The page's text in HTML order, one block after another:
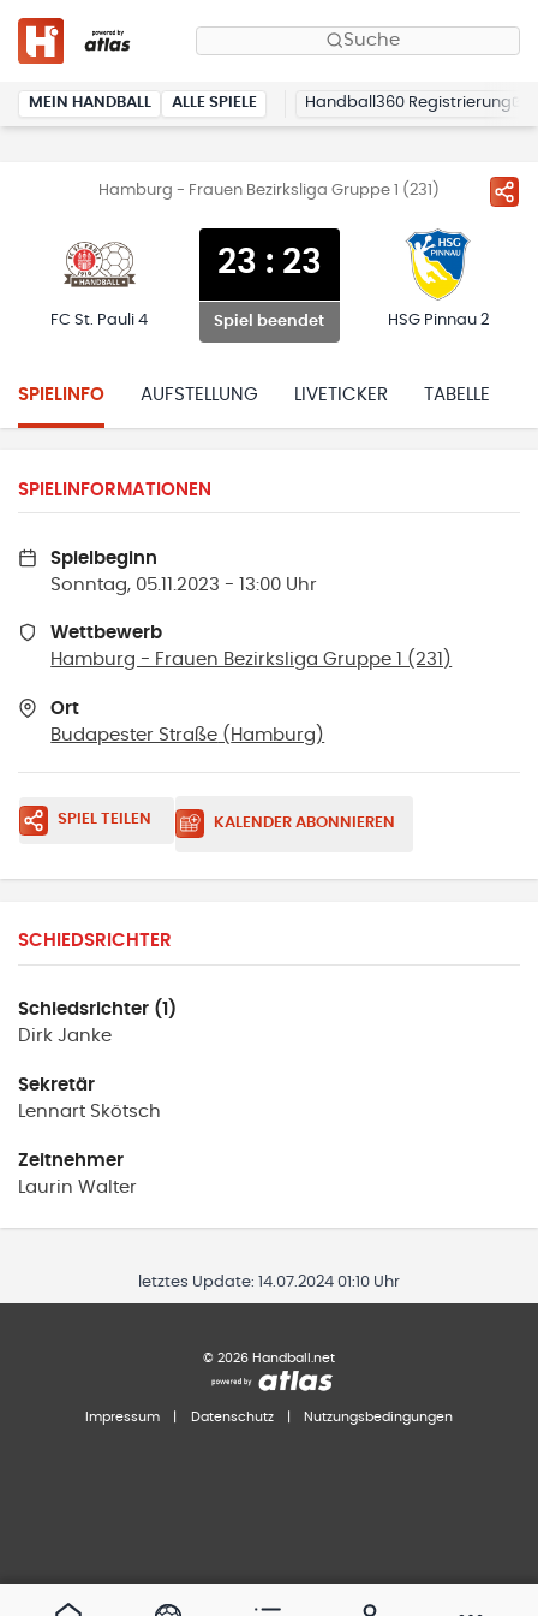
Suche
MEIN HANDBALL ALLE SPIELE Handball360 Registrierung
Hamburg - Frauen Bezirksliga Gruppe 1 (231)
FC St. Pauli 4
23 : 23
Spiel beendet HSG Pinnau 2
SPIELINFO AUFSTELLUNG LIVETICKER TABELLE
SPIELINFORMATIONEN
Spielbeginn
Sonntag, 05.11.2023 - 13:00 Uhr
Wettbewerb
Hamburg - Frauen Bezirksliga Gruppe 1 (231)
Ort
Budapester Straße ( Hamburg )
SPIEL TEILEN KALENDER ABONNIEREN
SCHIEDSRICHTER
Schiedsrichter (1)
Dirk Janke
Sekretär
Lennart Skötsch
Zeitnehmer
Laurin Walter
letztes Update: 14.07.2024 01:10 Uhr
© 2026 Handball.net
Impressum Datenschutz Nutzungsbedingungen